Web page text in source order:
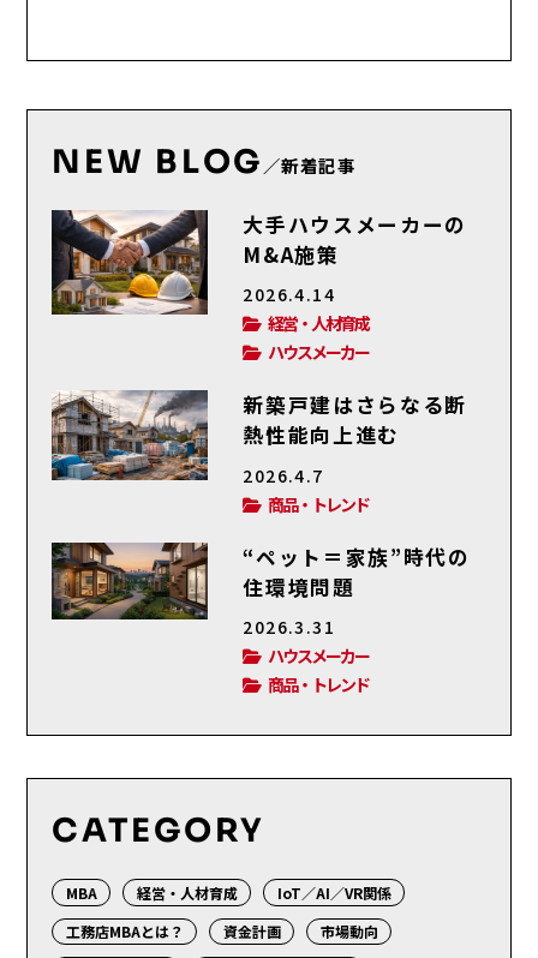
NEW BLOG ／新着記事
大手ハウスメーカーの
M&A施策
2026.4.14
経営・人材育成
ハウスメーカー
新築戸建はさらなる断
熱性能向上進む
2026.4.7
商品・トレンド
“ペット＝家族”時代の
住環境問題
2026.3.31
ハウスメーカー
商品・トレンド
CATEGORY
MBA 経営・人材育成
IoT／AI／VR関係
工務店MBAとは？
資金計画
市場動向